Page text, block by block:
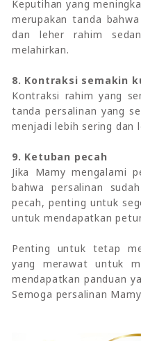
Keputihan yang
merupakan tanda
dan leher rahim
melahirkan.
8. Kontraksi semakin
Kontraksi rahim yang
tanda persalinan yang
menjadi lebih sering dan
9. Ketuban pecah
Jika Mamy mengalami
bahwa persalinan
pecah, penting untuk
untuk mendapatkan
Penting untuk tetap
yang merawat untuk
mendapatkan panduan
Semoga persalinan